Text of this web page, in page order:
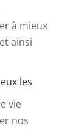
à mieux
ainsi
les
vie
nos